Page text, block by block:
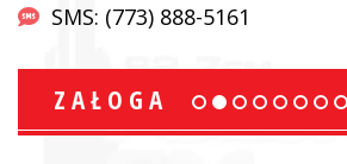
SMS: (773) 888-5161
ZAŁOGA